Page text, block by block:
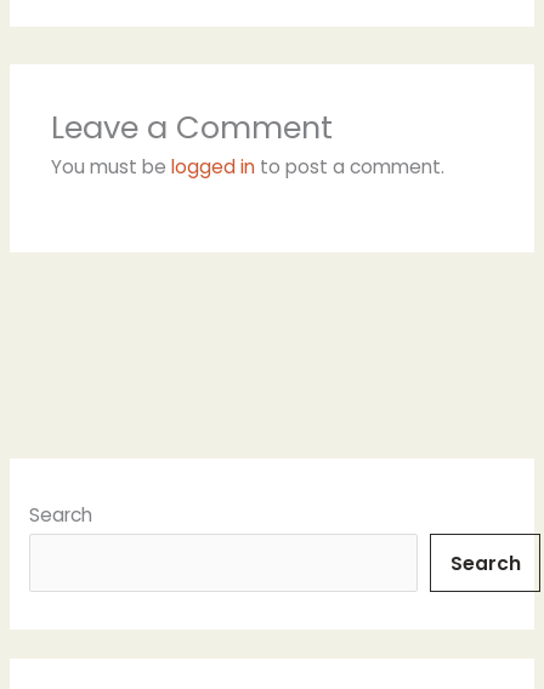
Leave a Comment
You must be logged into post a comment.
Search
Search